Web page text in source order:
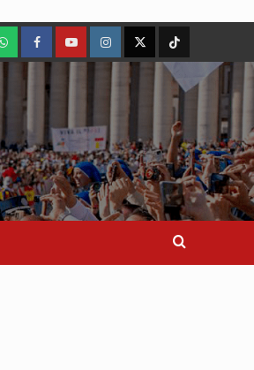
WhatsAppFacebookYoutubeInstagram
X TikTok